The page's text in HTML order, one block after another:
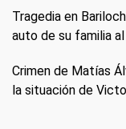
Tragedia en
auto de su familia
Crimen de Matías
la situación de